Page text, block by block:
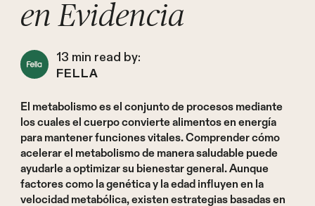
en Evidencia
13 min read by:
FELLA
El metabolismo es el conjunto de procesos mediante
los cuales el cuerpo convierte alimentos en energía
para mantener funciones vitales. Comprender cómo
acelerar el metabolismo de manera saludable puede
ayudarle a optimizar su bienestar general. Aunque
factores como la genética y la edad influyen en la
velocidad metabólica, existen estrategias basadas en